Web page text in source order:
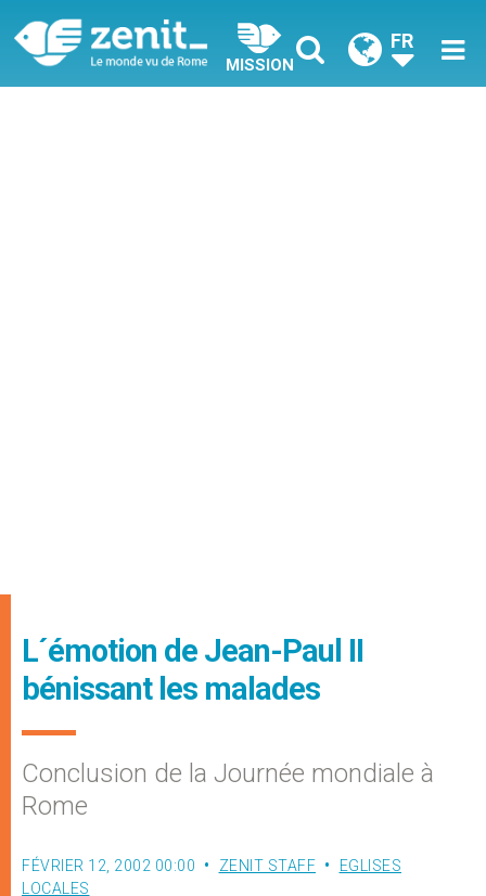
MISSION
FR
L´émotion de Jean-Paul II
bénissant les malades
Conclusion de la Journée mondiale à
Rome
FÉVRIER 12, 2002 00:00 ZENIT STAFF
EGLISES
LOCALES